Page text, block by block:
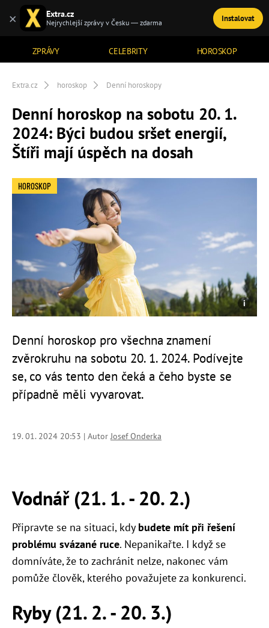
ZPRÁVY CELEBRITY HOROSKOP
TÉMATA
Extra.cz horoskop Denní horoskopy
Denní horoskop na sobotu 20. 1.
2024: Býci budou sršet energií,
Štíři mají úspěch na dosah
HOROSKOP
Denní horoskop pro všechna znamení
zvěrokruhu na sobotu 20. 1. 2024. Podívejte
se, co vás tento den čeká a čeho byste se
případně měli vyvarovat.
19. 01. 2024 20:53 | AutorJosef Onderka
Vodnář (21. 1. - 20. 2.)
Připravte se na situaci, kdy budete mít při řešení
problému svázané ruce. Nepanikařte. I když se
domníváte, že to zachránit nelze, nakonec vám
pomůže člověk, kterého považujete za konkurenci.
Ryby (21. 2. - 20. 3.)
× Extra.cz
Nejrychlejší zprávy v Česku — zdarma Instalovat